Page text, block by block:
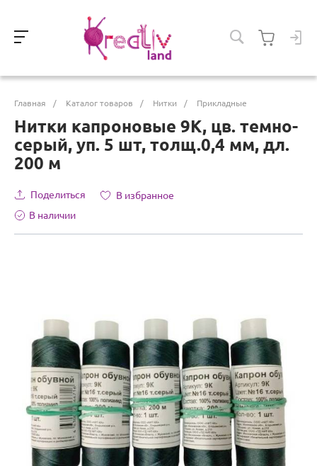
Главная / Каталог товаров / Нитки / Прикладные
Нитки капроновые 9К, цв. темно-
серый, уп. 5 шт, толщ.0,4 мм, дл.
200 м
Поделиться
В избранное
В наличии